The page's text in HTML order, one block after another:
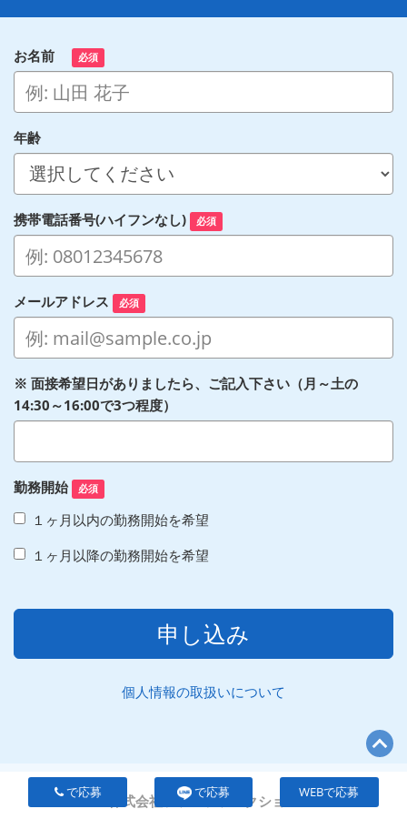
お名前 必須
年齢
携帯電話番号(ハイフンなし) 必須
メールアドレス 必須
※ 面接希望日がありましたら、ご記入下さい（月～土の
14:30～16:00で3つ程度）
勤務開始 必須
１ヶ月以内の勤務開始を希望
１ヶ月以降の勤務開始を希望
申し込み
個人情報の取扱いについて
で応募 で応募 WEBで応募
株式会社ファンファンクション